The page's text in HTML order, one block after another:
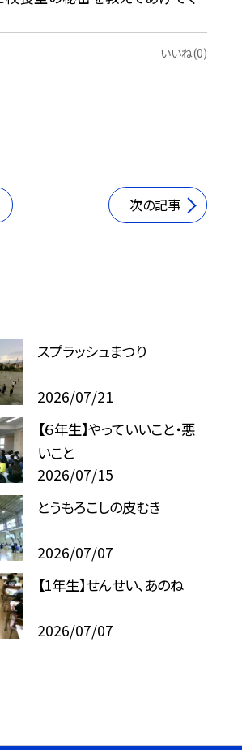
いいね(0)
次の記事
スプラッシュまつり
2026/07/21
【６年生】やっていいこと・悪
いこと
2026/07/15
とうもろこしの皮むき
2026/07/07
【1年生】せんせい、あのね
2026/07/07